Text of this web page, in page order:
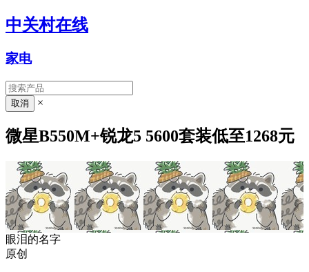
中关村在线
家电
×
微星B550M+锐龙5 5600套装低至1268元
眼泪的名字
原创